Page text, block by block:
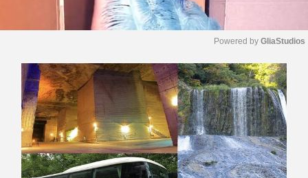
M
u
t
e
Powered by GliaStudios